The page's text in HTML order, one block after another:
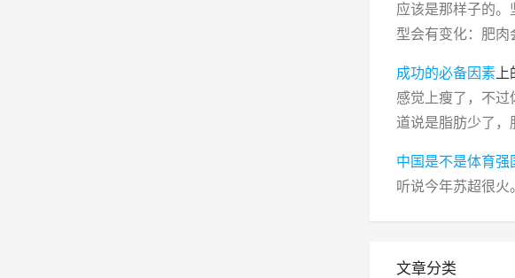
应该是那样子的
型会有变化：肥
成功的必备因素
感觉上瘦了，不
道说是脂肪少了，
中国是不是体育强
听说今年苏超很火。
文章分类